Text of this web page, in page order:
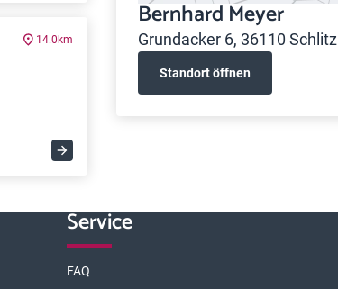
14.0km
Bernhard Meyer
Grundacker 6, 36110 Schlitz
Standort öffnen
Service
FAQ